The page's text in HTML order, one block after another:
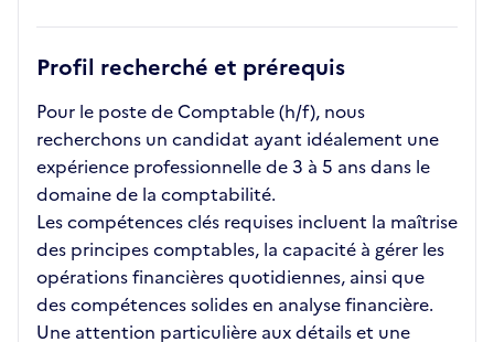
Profil recherché et prérequis
Pour le poste de Comptable (h/f), nous
recherchons un candidat ayant idéalement une
expérience professionnelle de 3 à 5 ans dans le
domaine de la comptabilité.
Les compétences clés requises incluent la maîtrise
des principes comptables, la capacité à gérer les
opérations financières quotidiennes, ainsi que
des compétences solides en analyse financière.
Une attention particulière aux détails et une